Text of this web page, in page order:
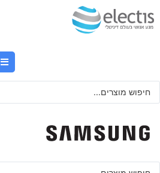
לתוכן
Search
Search